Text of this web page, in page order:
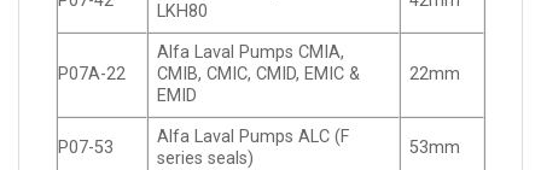
LKH80
P07A-22
Alfa Laval Pumps CMIA,
CMIB, CMIC, CMID, EMIC &
EMID
22mm
P07-53
Alfa Laval Pumps ALC (F
series seals)
53mm